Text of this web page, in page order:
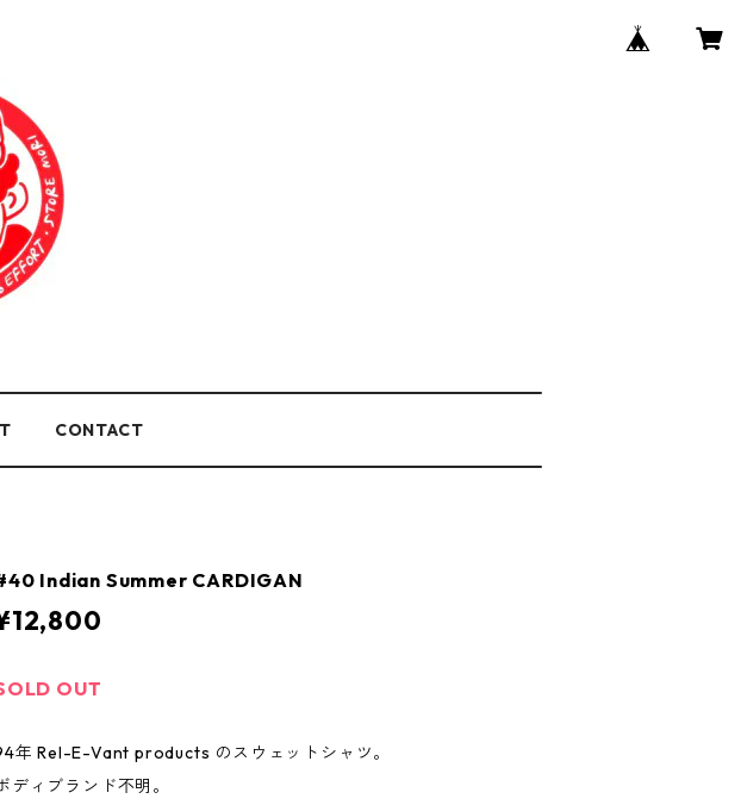
CONTACT
Indian Summer CARDIGAN
OUT
年 Rel-E-Vant products のスウェットシャツ。
ディブランド不明。